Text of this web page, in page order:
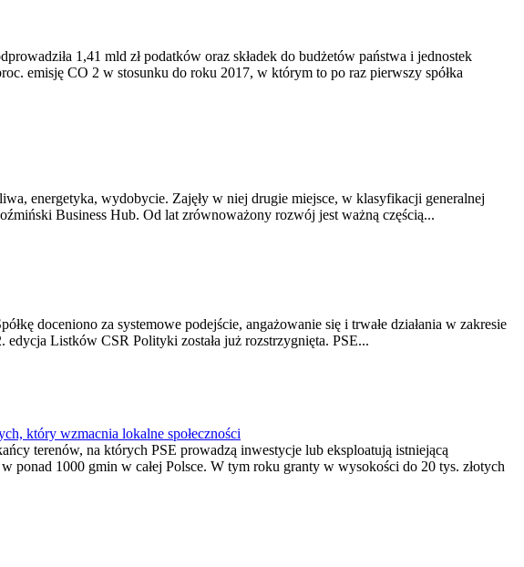
1,41 mld zł podatków oraz składek do budżetów państwa i jednostek
emisję CO 2 w stosunku do roku 2017, w którym to po raz pierwszy spółka
energetyka, wydobycie. Zajęły w niej drugie miejsce, w klasyfikacji generalnej
Business Hub. Od lat zrównoważony rozwój jest ważną częścią...
doceniono za systemowe podejście, angażowanie się i trwałe działania w zakresie
Listków CSR Polityki została już rozstrzygnięta. PSE...
który wzmacnia lokalne społeczności
terenów, na których PSE prowadzą inwestycje lub eksploatują istniejącą
ponad 1000 gmin w całej Polsce. W tym roku granty w wysokości do 20 tys. złotych